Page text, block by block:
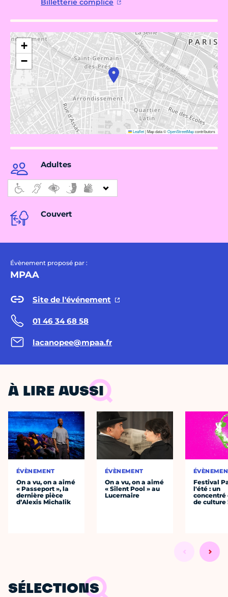
Billetterie complice
+
−
Leaflet|Map data ©OpenStreetMapcontributors
Adultes
Couvert
Évènement proposé par :
MPAA
Site de l'événement
01 46 34 68 58
lacanopee@mpaa.fr
À LIRE AUSSI
ÉVÈNEMENT
On a vu, on a aimé
« Passeport », la
dernière pièce
d’Alexis Michalik
ÉVÈNEMENT
On a vu, on a aimé
« Silent Pool » au
Lucernaire
Festival
l'été : un
concentré
de culture
SÉLECTIONS